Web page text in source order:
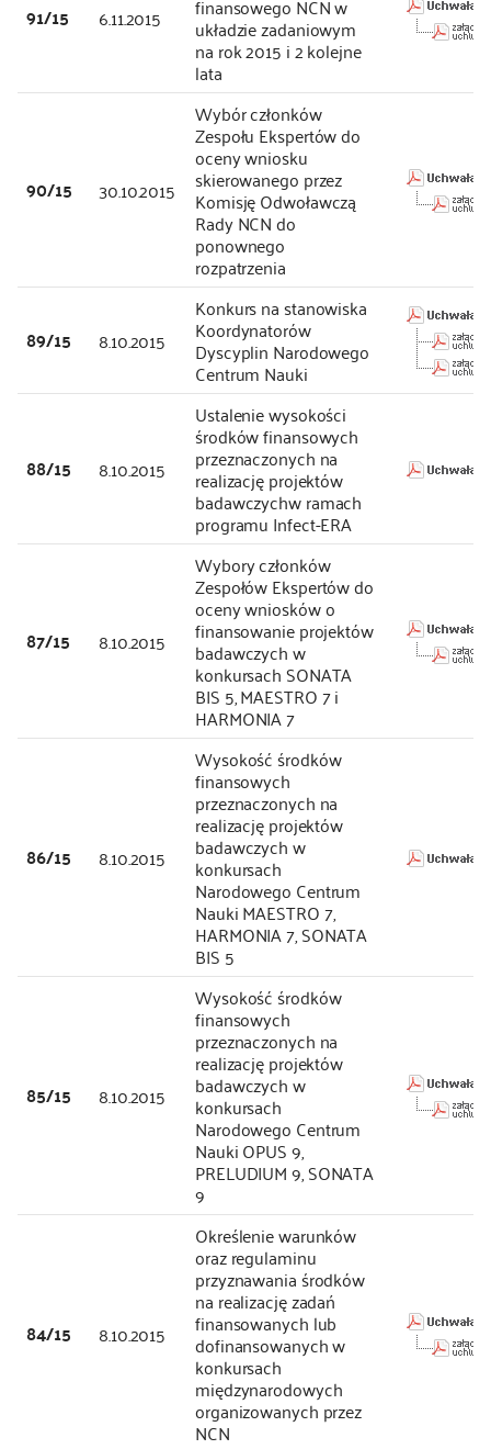
91/15 6.11.2015 finansowego NCN w
układzie zadaniowym
na rok 2015 i 2 kolejne
lata
90/15 30.10.2015
Wybór członków
Zespołu Ekspertów do
oceny wniosku
skierowanego przez
Komisję Odwoławczą
Rady NCN do
ponownego
rozpatrzenia
89/15 8.10.2015
Konkurs na stanowiska
Koordynatorów
Dyscyplin Narodowego
Centrum Nauki
88/15 8.10.2015
Ustalenie wysokości
środków finansowych
przeznaczonych na
realizację projektów
badawczychw ramach
programu Infect-ERA
87/15 8.10.2015
Wybory członków
Zespołów Ekspertów do
oceny wniosków o
finansowanie projektów
badawczych w
konkursach SONATA
BIS 5, MAESTRO 7 i
HARMONIA 7
86/15 8.10.2015
Wysokość środków
finansowych
przeznaczonych na
realizację projektów
badawczych w
konkursach
Narodowego Centrum
Nauki MAESTRO 7,
HARMONIA 7, SONATA
BIS 5
85/15 8.10.2015
Wysokość środków
finansowych
przeznaczonych na
realizację projektów
badawczych w
konkursach
Narodowego Centrum
Nauki OPUS 9,
PRELUDIUM 9, SONATA
9
84/15 8.10.2015
Określenie warunków
oraz regulaminu
przyznawania środków
na realizację zadań
finansowanych lub
dofinansowanych w
konkursach
międzynarodowych
organizowanych przez
NCN